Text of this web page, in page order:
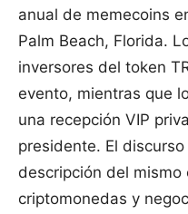
anual de memecoins
Palm Beach, Florida.
inversores del token
evento, mientras que
una recepción VIP
presidente. El
descripción del mismo
criptomonedas y